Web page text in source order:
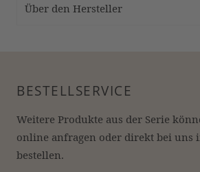
Über den Hersteller
BESTELLSERVICE
Weitere Produkte aus der Serie
online anfragen oder direkt bei uns
bestellen.